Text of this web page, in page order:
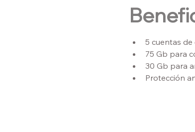
5 cuentas de
75 Gb para
30 Gb para
Protección